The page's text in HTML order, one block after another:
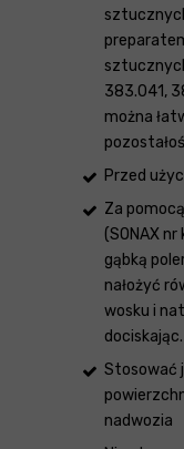
383.041,
można
Przed
Za
(SONAX
gąbką
nałożyć
wosku i
dociskając.
Stosować
nadwozia